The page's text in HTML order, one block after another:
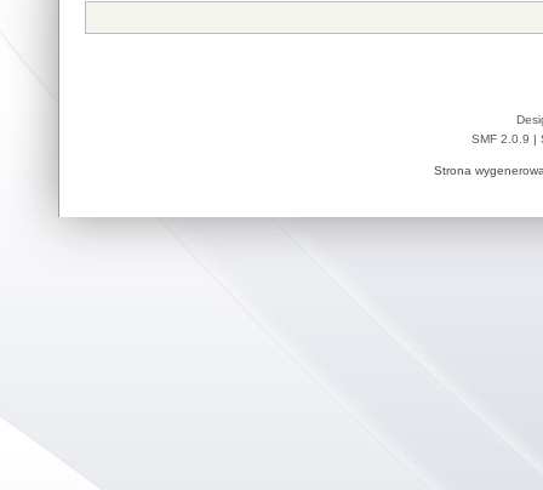
SMF 2.0.9 |
Strona